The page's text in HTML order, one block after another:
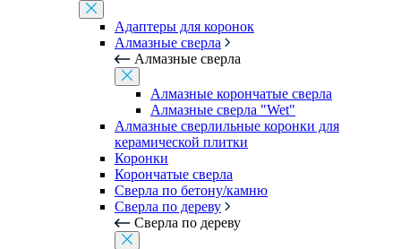
Адаптеры для коронок
Алмазные сверла
Алмазные сверла
Алмазные корончатые сверла
Алмазные сверла "Wet"
Алмазные сверлильные коронки для
керамической плитки
Коронки
Корончатые сверла
Сверла по бетону/камню
Сверла по дереву
Сверла по дереву